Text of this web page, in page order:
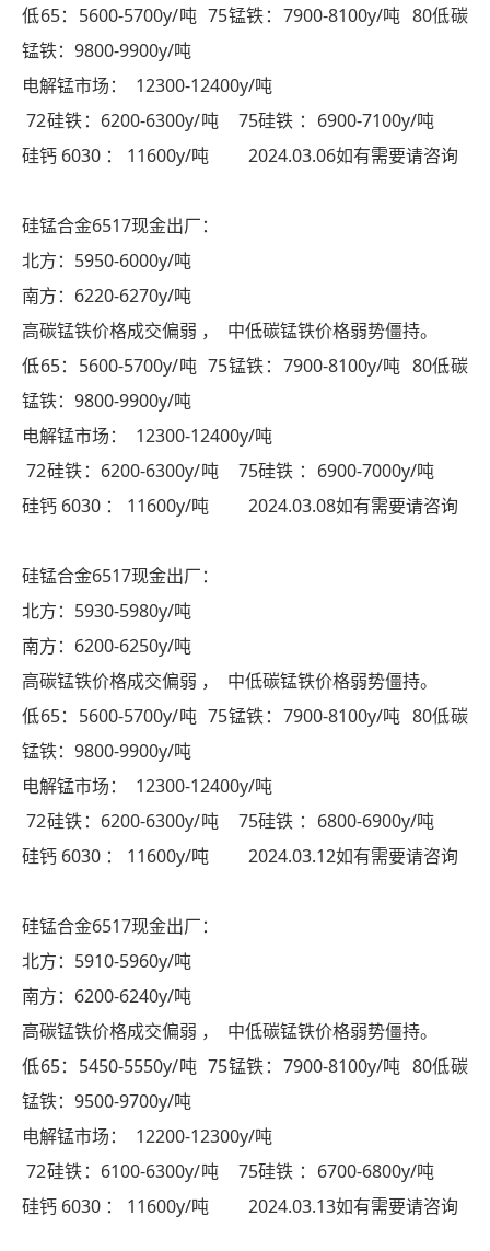
低65：5600-5700y/吨 75锰铁：7900-8100y/吨 80低碳
锰铁：9800-9900y/吨
电解锰市场： 12300-12400y/吨
72硅铁：6200-6300y/吨 75硅铁 ：6900-7100y/吨
硅钙 6030 ： 11600y/吨 2024.03.06如有需要请咨询
硅锰合金6517现金出厂：
北方：5950-6000y/吨
南方：6220-6270y/吨
高碳锰铁价格成交偏弱 ， 中低碳锰铁价格弱势僵持。
低65：5600-5700y/吨 75锰铁：7900-8100y/吨 80低碳
锰铁：9800-9900y/吨
电解锰市场： 12300-12400y/吨
72硅铁：6200-6300y/吨 75硅铁 ：6900-7000y/吨
硅钙 6030 ： 11600y/吨 2024.03.08如有需要请咨询
硅锰合金6517现金出厂：
北方：5930-5980y/吨
南方：6200-6250y/吨
高碳锰铁价格成交偏弱 ， 中低碳锰铁价格弱势僵持。
低65：5600-5700y/吨 75锰铁：7900-8100y/吨 80低碳
锰铁：9800-9900y/吨
电解锰市场： 12300-12400y/吨
72硅铁：6200-6300y/吨 75硅铁 ：6800-6900y/吨
硅钙 6030 ： 11600y/吨 2024.03.12如有需要请咨询
硅锰合金6517现金出厂：
北方：5910-5960y/吨
南方：6200-6240y/吨
高碳锰铁价格成交偏弱 ， 中低碳锰铁价格弱势僵持。
低65：5450-5550y/吨 75锰铁：7900-8100y/吨 80低碳
锰铁：9500-9700y/吨
电解锰市场： 12200-12300y/吨
72硅铁：6100-6300y/吨 75硅铁 ：6700-6800y/吨
硅钙 6030 ： 11600y/吨 2024.03.13如有需要请咨询